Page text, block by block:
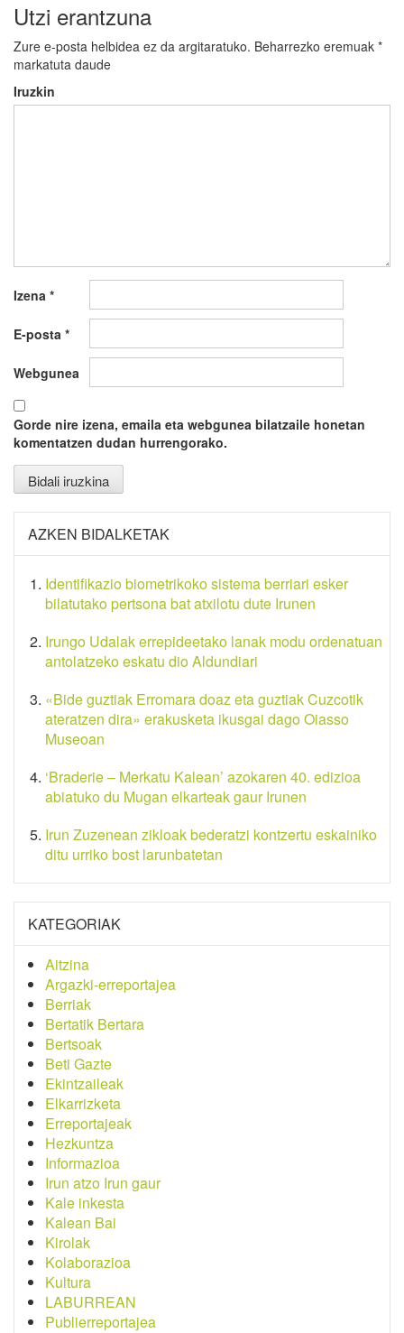
Utzi erantzuna
Zure e-posta helbidea ez da argitaratuko. Beharrezko eremuak *
markatuta daude
Iruzkin
Izena *
E-posta *
Webgunea
Gorde nire izena, emaila eta webgunea bilatzaile honetan
komentatzen dudan hurrengorako.
AZKEN BIDALKETAK
Identifikazio biometrikoko sistema berriari esker
bilatutako pertsona bat atxilotu dute Irunen
Irungo Udalak errepideetako lanak modu ordenatuan
antolatzeko eskatu dio Aldundiari
«Bide guztiak Erromara doaz eta guztiak Cuzcotik
ateratzen dira» erakusketa ikusgai dago Oiasso
Museoan
‘Braderie – Merkatu Kalean’ azokaren 40. edizioa
abiatuko du Mugan elkarteak gaur Irunen
Irun Zuzenean zikloak bederatzi kontzertu eskainiko
ditu urriko bost larunbatetan
KATEGORIAK
Aitzina
Argazki-erreportajea
Berriak
Bertatik Bertara
Bertsoak
Beti Gazte
Ekintzaileak
Elkarrizketa
Erreportajeak
Hezkuntza
Informazioa
Irun atzo Irun gaur
Kale inkesta
Kalean Bai
Kirolak
Kolaborazioa
Kultura
LABURREAN
Publierreportajea